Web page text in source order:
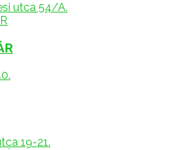
utca 54/A.
19-21.